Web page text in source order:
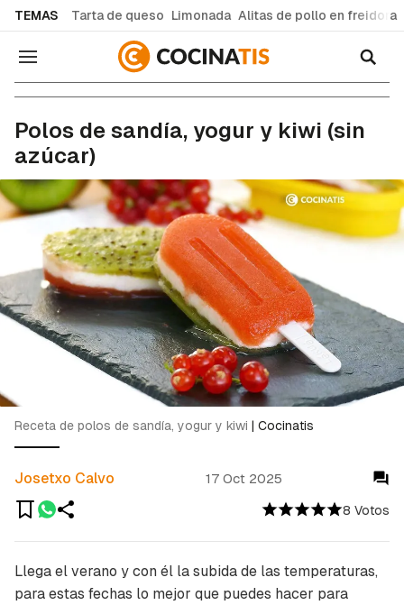
TEMAS Tarta de queso Limonada Alitas de pollo en freidora
Navegación
Polos de sandía, yogur y kiwi (sin
azúcar)
8 Votos
Josetxo Calvo 17 Oct 2025
Receta de polos de sandía, yogur y kiwi | Cocinatis
Llega el verano y con él la subida de las temperaturas,
para estas fechas lo mejor que puedes hacer para